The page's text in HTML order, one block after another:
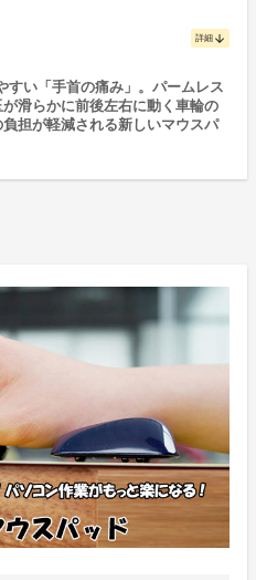
詳細 arrow_downward
すい「手首の痛み」。パームレス
滑らかに前後左右に動く車輪の
担が軽減される新しいマウスパ